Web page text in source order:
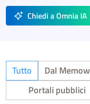
Chiedi a Omnia IA
Tutto Dal
Portali pubblici